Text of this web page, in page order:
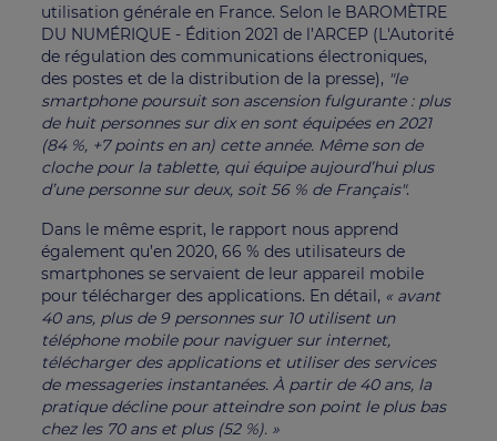
utilisation générale en France. Selon le BAROMÈTRE
DU NUMÉRIQUE - Édition 2021 de l’ARCEP (L'Autorité
de régulation des communications électroniques,
des postes et de la distribution de la presse), "le
smartphone poursuit son ascension fulgurante : plus
de huit personnes sur dix en sont équipées en 2021
(84 %, +7 points en an) cette année. Même son de
cloche pour la tablette, qui équipe aujourd’hui plus
d’une personne sur deux, soit 56 % de Français".
Dans le même esprit, le rapport nous apprend
également qu’en 2020, 66 % des utilisateurs de
smartphones se servaient de leur appareil mobile
pour télécharger des applications. En détail, « avant
40 ans, plus de 9 personnes sur 10 utilisent un
téléphone mobile pour naviguer sur internet,
télécharger des applications et utiliser des services
de messageries instantanées. À partir de 40 ans, la
pratique décline pour atteindre son point le plus bas
chez les 70 ans et plus (52 %). »